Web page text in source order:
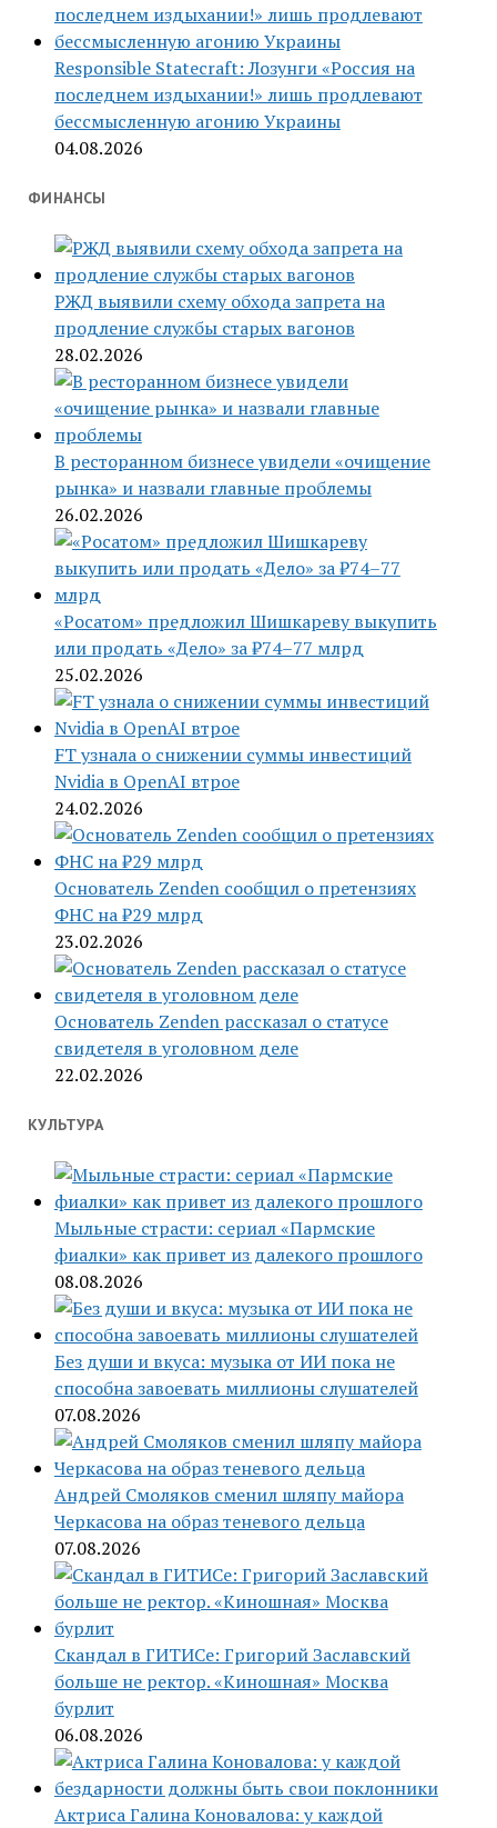
Responsible Statecraft: Лозунги «Россия на
последнем издыхании!» лишь продлевают
бессмысленную агонию Украины
04.08.2026
ФИНАНСЫ
РЖД выявили схему обхода запрета на
продление службы старых вагонов
28.02.2026
В ресторанном бизнесе увидели «очищение
рынка» и назвали главные проблемы
26.02.2026
«Росатом» предложил Шишкареву выкупить
или продать «Дело» за ₽74–77 млрд
25.02.2026
FT узнала о снижении суммы инвестиций
Nvidia в OpenAI втрое
24.02.2026
Основатель Zenden сообщил о претензиях
ФНС на ₽29 млрд
23.02.2026
Основатель Zenden рассказал о статусе
свидетеля в уголовном деле
22.02.2026
КУЛЬТУРА
Мыльные страсти: сериал «Пармские
фиалки» как привет из далекого прошлого
08.08.2026
Без души и вкуса: музыка от ИИ пока не
способна завоевать миллионы слушателей
07.08.2026
Андрей Смоляков сменил шляпу майора
Черкасова на образ теневого дельца
07.08.2026
Скандал в ГИТИСе: Григорий Заславский
больше не ректор. «Киношная» Москва
бурлит
06.08.2026
Актриса Галина Коновалова: у каждой